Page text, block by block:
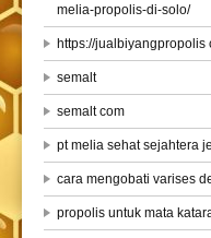
melia-propolis-di-solo/
https://
semalt
semalt com
pt melia sehat sejahtera
cara mengobati varises
propolis untuk mata